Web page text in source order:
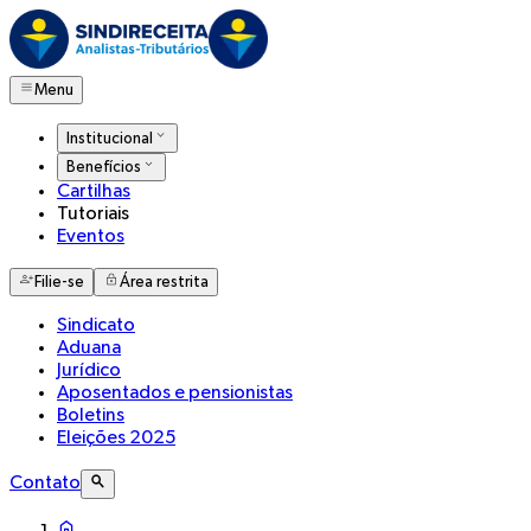
Menu
Institucional
Benefícios
Cartilhas
Tutoriais
Eventos
Filie-se Área restrita
Sindicato
Aduana
Jurídico
Aposentados e pensionistas
Boletins
Eleições 2025
Contato